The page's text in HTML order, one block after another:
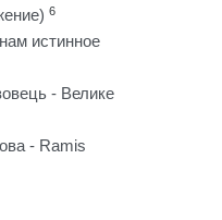
6
истинное
- Велике
- Ramis